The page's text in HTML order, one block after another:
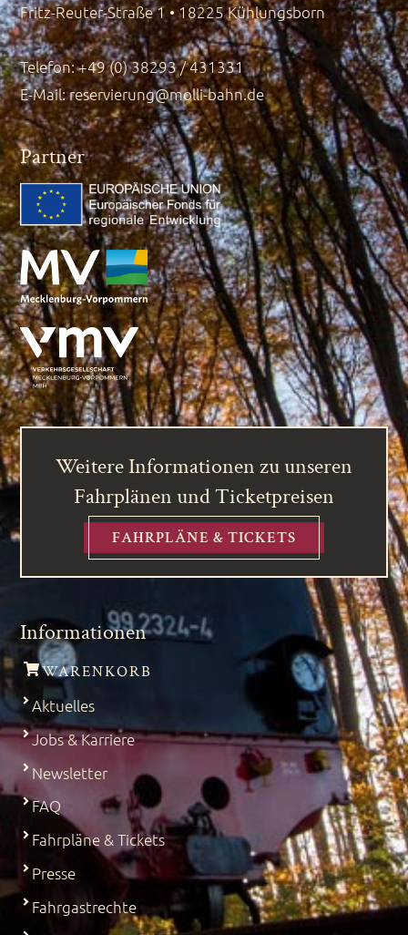
Fritz-Reuter-Straße 1 • 18225 Kühlungsborn
Telefon: +49 (0) 38293 / 431331
E-Mail:reservierung@molli-bahn.de
Partner
Weitere Informationen zu unseren
Fahrplänen und Ticketpreisen
FAHRPLÄNE & TICKETS
Informationen
WARENKORB
Aktuelles
Jobs & Karriere
Newsletter
FAQ
Fahrpläne & Tickets
Presse
Fahrgastrechte